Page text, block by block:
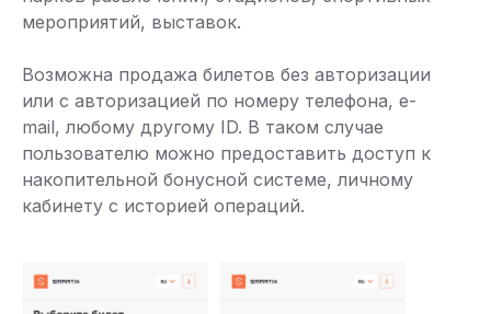
мероприятий, выставок.
Возможна продажа билетов без авторизации
или с авторизацией по номеру телефона, e-
mail, любому другому ID. В таком случае
пользователю можно предоставить доступ к
накопительной бонусной системе, личному
кабинету с историей операций.